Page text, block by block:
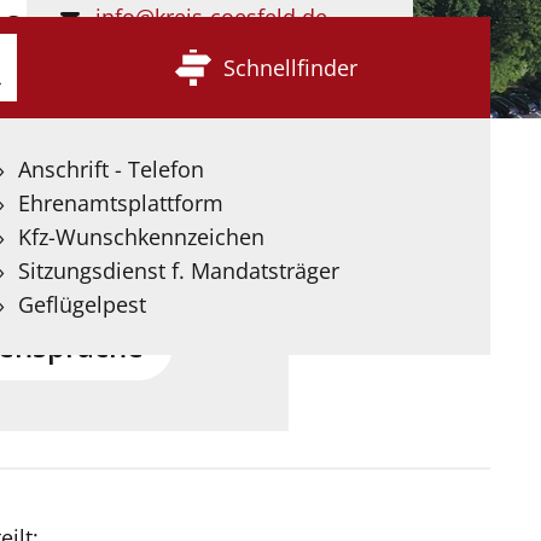
Schnellfinder
Seite stellen wir
bereit, die mit Hilfe
übersetzt wurden.
info@kreis-coesfeld.de
Kontaktformular
Anschrift - Telefon
Ehrenamtsplattform
Kfz-Wunschkennzeichen
Sitzungsdienst f. Mandatsträger
Geflügelpest